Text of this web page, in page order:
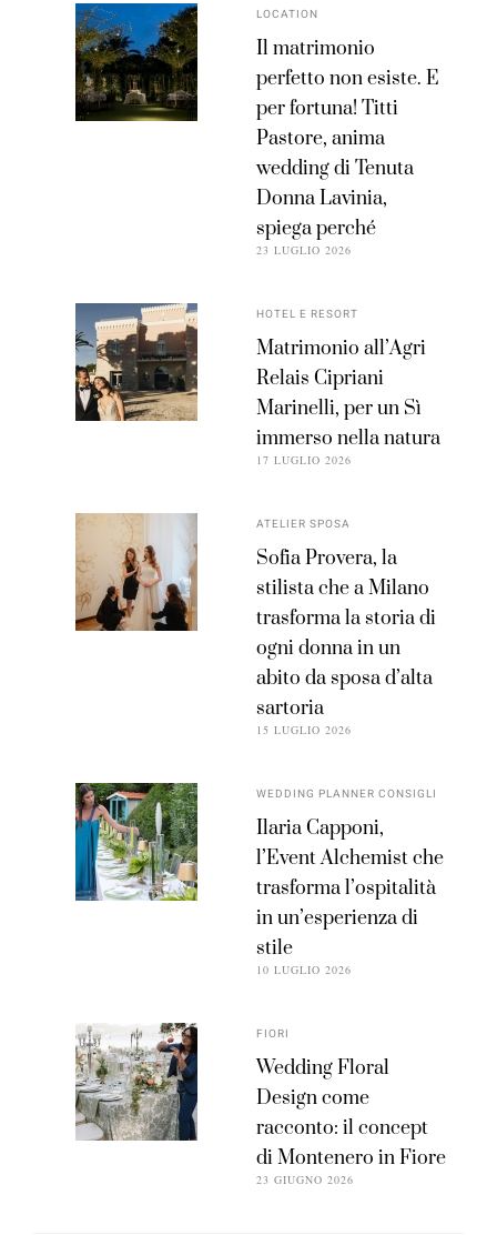
LOCATION
Il matrimonio
perfetto non esiste. E
per fortuna! Titti
Pastore, anima
wedding di Tenuta
Donna Lavinia,
spiega perché
23 LUGLIO 2026
HOTEL E RESORT
Matrimonio all’Agri
Relais Cipriani
Marinelli, per un Sì
immerso nella natura
17 LUGLIO 2026
ATELIER SPOSA
Sofia Provera, la
stilista che a Milano
trasforma la storia di
ogni donna in un
abito da sposa d’alta
sartoria
15 LUGLIO 2026
WEDDING PLANNER CONSIGLI
Ilaria Capponi,
l’Event Alchemist che
trasforma l’ospitalità
in un’esperienza di
stile
10 LUGLIO 2026
FIORI
Wedding Floral
Design come
racconto: il concept
di Montenero in Fiore
23 GIUGNO 2026